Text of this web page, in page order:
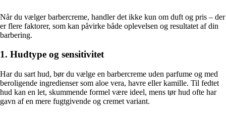
Når du vælger barbercreme, handler det ikke kun om duft og pris – der
er flere faktorer, som kan påvirke både oplevelsen og resultatet af din
barbering.
1. Hudtype og sensitivitet
Har du sart hud, bør du vælge en barbercreme uden parfume og med
beroligende ingredienser som aloe vera, havre eller kamille. Til fedtet
hud kan en let, skummende formel være ideel, mens tør hud ofte har
gavn af en mere fugtgivende og cremet variant.